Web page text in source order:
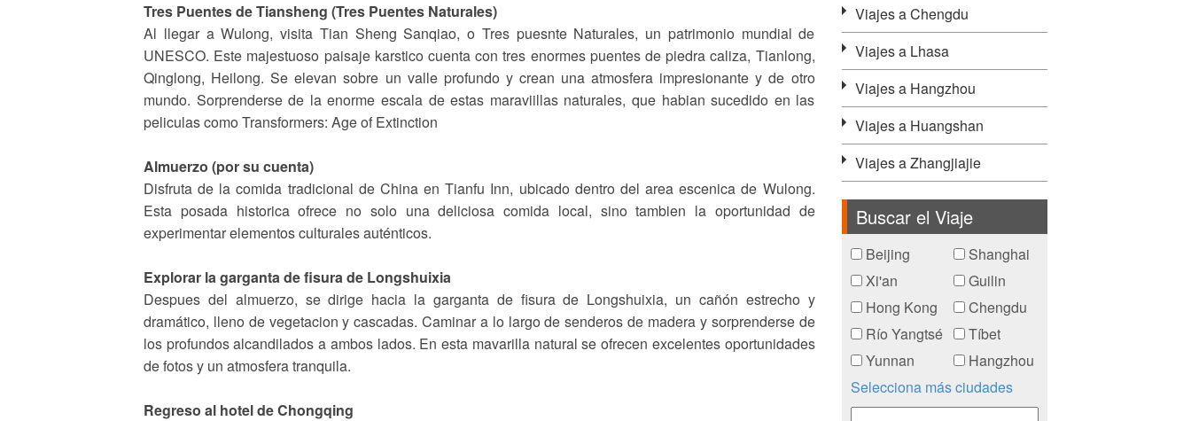
Tres Puentes de Tiansheng (Tres Puentes Naturales)
Al llegar a Wulong, visita Tian Sheng Sanqiao, o Tres puesnte Naturales, un patrimonio mundial de
UNESCO. Este majestuoso paisaje karstico cuenta con tres enormes puentes de piedra caliza, Tianlong,
Qinglong, Heilong. Se elevan sobre un valle profundo y crean una atmosfera impresionante y de otro
mundo. Sorprenderse de la enorme escala de estas maraviillas naturales, que habian sucedido en las
peliculas como Transformers: Age of Extinction
Almuerzo (por su cuenta)
Disfruta de la comida tradicional de China en Tianfu Inn, ubicado dentro del area escenica de Wulong.
Esta posada historica ofrece no solo una deliciosa comida local, sino tambien la oportunidad de
experimentar elementos culturales auténticos.
Explorar la garganta de fisura de Longshuixia
Despues del almuerzo, se dirige hacia la garganta de fisura de Longshuixia, un cañón estrecho y
dramático, lleno de vegetacion y cascadas. Caminar a lo largo de senderos de madera y sorprenderse de
los profundos alcandilados a ambos lados. En esta mavarilla natural se ofrecen excelentes oportunidades
de fotos y un atmosfera tranquila.
Regreso al hotel de Chongqing
Viajes a Chengdu
Viajes a Lhasa
Viajes a Hangzhou
Viajes a Huangshan
Viajes a Zhangjiajie
Buscar el Viaje
Beijing
Shanghai
Xi'an
Guilin
Hong Kong
Chengdu
Río Yangtsé
Tíbet
Yunnan
Hangzhou
Selecciona más ciudades